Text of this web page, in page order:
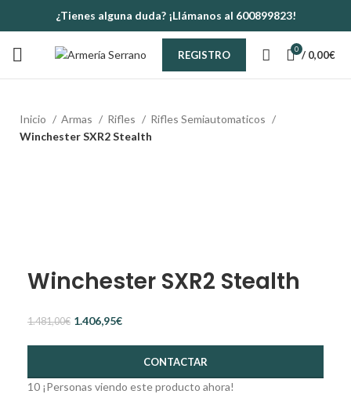
¿Tienes alguna duda? ¡Llámanos al 600899823!
REGISTRO 0 / 0,00€
Inicio Armas Rifles
Rifles Semiautomaticos
Winchester SXR2 Stealth
Winchester SXR2 Stealth
1.481,00€ 1.406,95€
CONTACTAR
10 ¡Personas viendo este producto ahora!